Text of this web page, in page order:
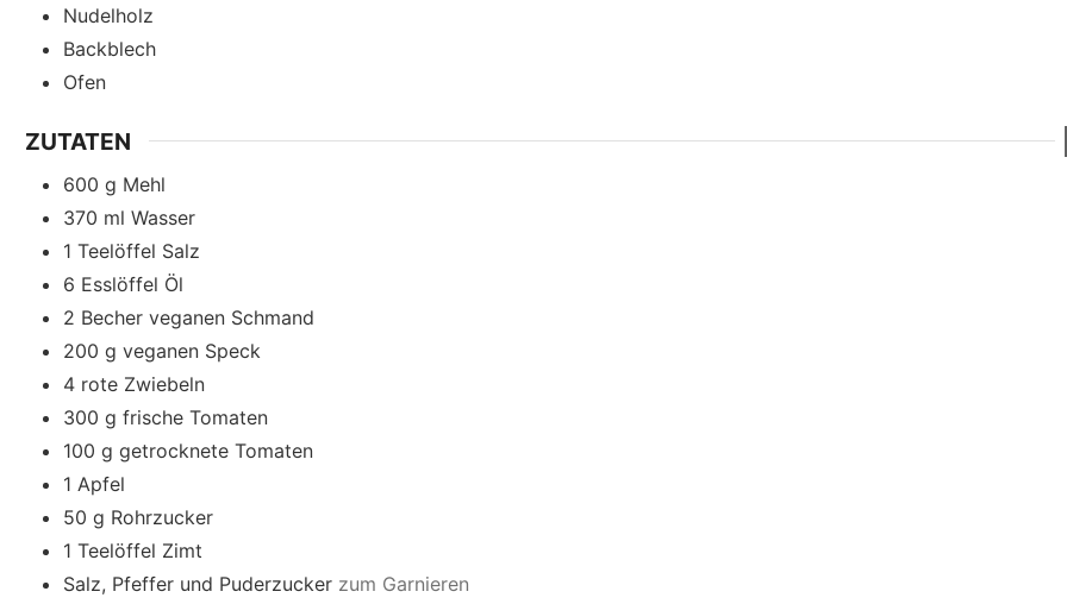
Nudelholz
Backblech
Ofen
ZUTATEN
600 g Mehl
370 ml Wasser
1 Teelöffel Salz
6 Esslöffel Öl
2 Becher veganen Schmand
200 g veganen Speck
4 rote Zwiebeln
300 g frische Tomaten
100 g getrocknete Tomaten
1 Apfel
50 g Rohrzucker
1 Teelöffel Zimt
Salz, Pfeffer und Puderzucker zum Garnieren